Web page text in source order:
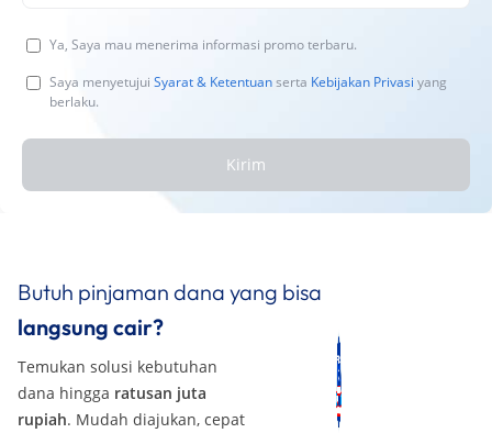
Ya, Saya mau menerima informasi promo terbaru.
Saya menyetujui Syarat & Ketentuanserta Kebijakan Privasi yang
berlaku.
Kirim
Butuh pinjaman dana yang bisa
langsung cair?
Temukan solusi kebutuhan
dana hingga ratusan juta
rupiah. Mudah diajukan, cepat